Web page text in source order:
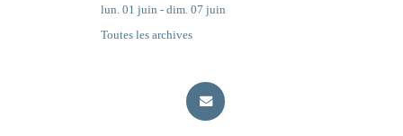
lun. 01 juin - dim. 07 juin
Toutes les archives